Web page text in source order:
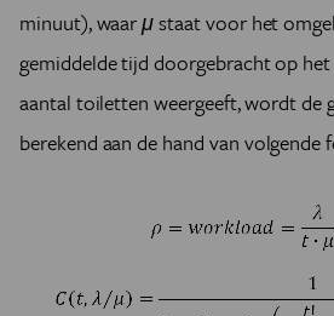
minuut), waarμstaat voor het
gemiddelde tijd doorgebracht op
aantal toiletten weergeeft, wordt de
berekend aan de hand van volgende